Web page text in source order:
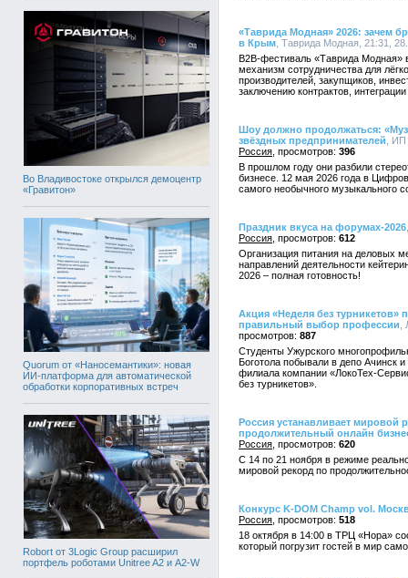
Во Владивостоке открылся демоцентр
«Гравитон»
Quorum от «Наносемантики»: новая
ИИ-платформа для автоматической
обработки корпоративных встреч
Robort от 3Logic Group расширил
портфель роботами Unitree A2 и A2-W
«Таврида Модная» 2026: зачем
в Крым , Таврида Модная, 21:31,
B2B-фестиваль «Таврида Модная»
механизм сотрудничества для
производителей, закупщиков,
заключению контрактов,
Шоу должно продолжаться:
звёздных предпринимателей ,
Россия
396
В прошлом году они разбили
бизнесе. 12 мая 2026 года в
самого необычного музыкального
Праздник вкуса на форумах-2026
Россия
612
Организация питания на деловых
направлений деятельности
2026 – полная готовность!
Акция «Неделя без турникетов»
правильный выбор профессии
887
Студенты Ужурского
Боготола побывали в депо Ачинск
филиала компании «ЛокоТех-
без турникетов».
Россия устанавливает мировой
продолжительный онлайн
Россия
620
С 14 по 21 ноября в режиме
мировой рекорд по
Конкурс K-DOM Champ vol.
Россия
518
18 октября в 14:00 в ТРЦ «Нора»
который погрузит гостей в мир